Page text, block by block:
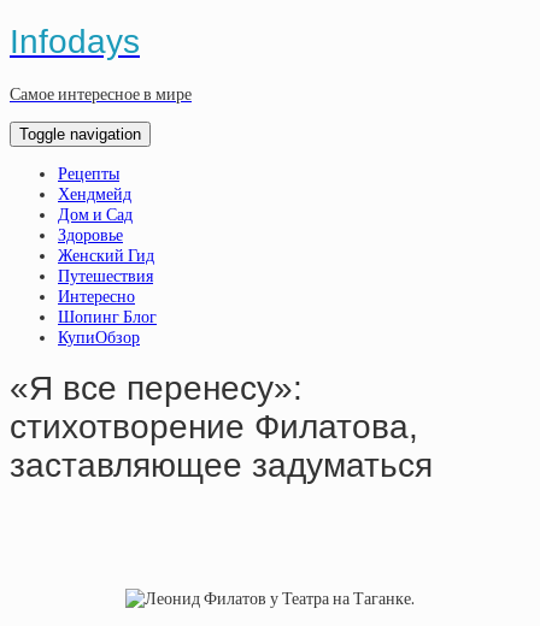
Infodays
Самое интересное в мире
Toggle navigation
Рецепты
Хендмейд
Дом и Сад
Здоровье
Женский Гид
Путешествия
Интересно
Шопинг Блог
КупиОбзор
«Я все перенесу»:
стихотворение Филатова,
заставляющее задуматься